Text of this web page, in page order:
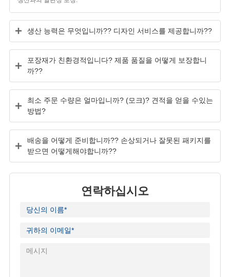
생산 능력은 무엇입니까?? 디자인 서비스를 제공합니까??
포장재가 친환경적입니다? 제품 품질을 어떻게 보장합니
까??
최소 주문 수량은 얼마입니까? (모크)? 견적을 얻을 수있는
방법?
배송을 어떻게 준비합니까?? 손상되거나 잘못된 패키지를
받으면 어떻게해야합니까??
연락하십시오